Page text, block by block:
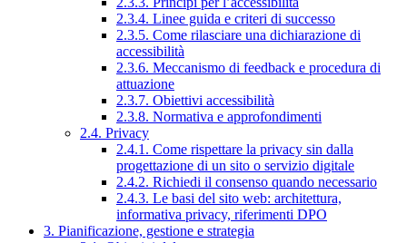
2.3.4. Linee guida e criteri di successo
2.3.5. Come rilasciare una dichiarazione di
accessibilità
2.3.6. Meccanismo di feedback e procedura di
attuazione
2.3.7. Obiettivi accessibilità
2.3.8. Normativa e approfondimenti
2.4. Privacy
2.4.1. Come rispettare la privacy sin dalla
progettazione di un sito o servizio digitale
2.4.2. Richiedi il consenso quando necessario
2.4.3. Le basi del sito web: architettura,
informativa privacy, riferimenti DPO
3. Pianificazione, gestione e strategia